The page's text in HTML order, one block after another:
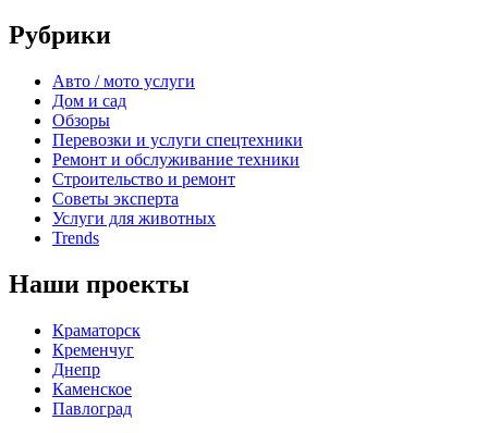
Рубрики
Авто / мото услуги
Дом и сад
Обзоры
Перевозки и услуги спецтехники
Ремонт и обслуживание техники
Строительство и ремонт
Советы эксперта
Услуги для животных
Trends
Наши проекты
Краматорск
Кременчуг
Днепр
Каменское
Павлоград